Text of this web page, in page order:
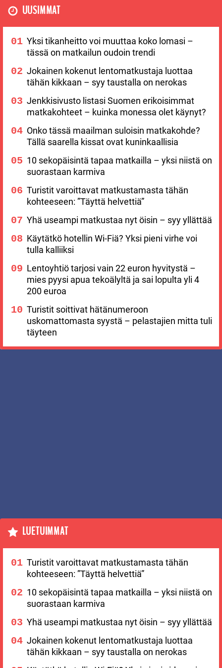
UUSIMMAT
Yksi tikanheitto voi muuttaa koko lomasi –
tässä on matkailun oudoin trendi
Jokainen kokenut lentomatkustaja luottaa
tähän kikkaan – syy taustalla on nerokas
Jenkkisivusto listasi Suomen erikoisimmat
matkakohteet – kuinka monessa olet käynyt?
Onko tässä maailman suloisin matkakohde?
Tällä saarella kissat ovat kuninkaallisia
10 sekopäisintä tapaa matkailla – yksi niistä on
suorastaan karmiva
Turistit varoittavat matkustamasta tähän
kohteeseen: ”Täyttä helvettiä”
Yhä useampi matkustaa nyt öisin – syy yllättää
Käytätkö hotellin Wi-Fiä? Yksi pieni virhe voi
tulla kalliiksi
Lentoyhtiö tarjosi vain 22 euron hyvitystä –
mies pyysi apua tekoälyltä ja sai lopulta yli 4
200 euroa
Turistit soittivat hätänumeroon
uskomattomasta syystä – pelastajien mitta tuli
täyteen
LUETUIMMAT
Turistit varoittavat matkustamasta tähän
kohteeseen: ”Täyttä helvettiä”
10 sekopäisintä tapaa matkailla – yksi niistä on
suorastaan karmiva
Yhä useampi matkustaa nyt öisin – syy yllättää
Jokainen kokenut lentomatkustaja luottaa
tähän kikkaan – syy taustalla on nerokas